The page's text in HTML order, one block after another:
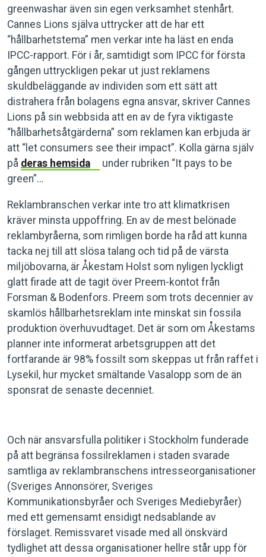
greenwashar även sin egen verksamhet stenhårt.
Cannes Lions själva uttrycker att de har ett
“hållbarhetstema” men verkar inte ha läst en enda
IPCC-rapport. För i år, samtidigt som IPCC för första
gången uttryckligen pekar ut just reklamens
skuldbeläggande av individen som ett sätt att
distrahera från bolagens egna ansvar, skriver Cannes
Lions på sin webbsida att en av de fyra viktigaste
“hållbarhetsåtgärderna” som reklamen kan erbjuda är
att “let consumers see their impact”. Kolla gärna själv
på deras hemsida
under rubriken “It pays to be
green”…
Reklambranschen verkar inte tro att klimatkrisen
kräver minsta uppoffring. En av de mest belönade
reklambyråerna, som rimligen borde ha råd att kunna
tacka nej till att slösa talang och tid på de värsta
miljöbovarna, är Åkestam Holst som nyligen lyckligt
glatt firade att de tagit över Preem-kontot från
Forsman & Bodenfors. Preem som trots decennier av
skamlös hållbarhetsreklam inte minskat sin fossila
produktion överhuvudtaget. Det är som om Åkestams
planner inte informerat arbetsgruppen att det
fortfarande är 98% fossilt som skeppas ut från raffet i
Lysekil, hur mycket smältande Vasalopp som de än
sponsrat de senaste decenniet.
Och när ansvarsfulla politiker i Stockholm funderade
på att begränsa fossilreklamen i staden svarade
samtliga av reklambranschens intresseorganisationer
(Sveriges Annonsörer, Sveriges
Kommunikationsbyråer och Sveriges Mediebyråer)
med ett gemensamt ensidigt nedsablande av
förslaget. Remissvaret visade med all önskvärd
tydlighet att dessa organisationer hellre står upp för